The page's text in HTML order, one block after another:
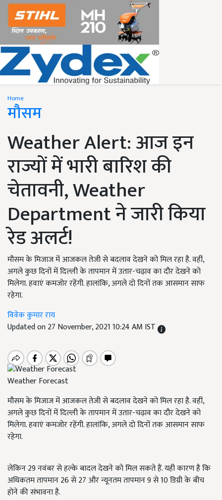
Home
मौसम
Weather Alert: आज इन
राज्यों में भारी बारिश की
चेतावनी, Weather
Department ने जारी किया
रेड अलर्ट!
मौसम के मिजाज में आजकल तेजी से बदलाव देखने को मिल रहा है. वहीं,
अगले कुछ दिनों में दिल्ली के तापमान में उतार-चढ़ाव का दौर देखने को
मिलेगा. हवाएं कमजोर रहेंगी. हालांकि, अगले दो दिनों तक आसमान साफ
रहेगा.
विवेक कुमार राय
Updated on 27 November, 2021 10:24 AM IST
Weather Forecast
मौसम के मिजाज में आजकल तेजी से बदलाव देखने को मिल रहा है. वहीं,
अगले कुछ दिनों में दिल्ली के तापमान में उतार-चढ़ाव का दौर देखने को
मिलेगा. हवाएं कमजोर रहेंगी. हालांकि, अगले दो दिनों तक आसमान साफ
रहेगा.
लेकिन 29 नवंबर से हल्के बादल देखने को मिल सकते हैं. यही कारण है कि
अधिकतम तापमान 26 से 27 और न्यूनतम तापमान 9 से 10 डिग्री के बीच
होने की संभावना है.